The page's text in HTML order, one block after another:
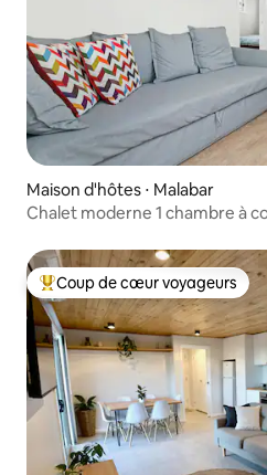
Maison d'hôtes ⋅ Malabar
Chalet moderne 1 chambre à
Coups de cœur voyageurs les
Coup de cœur voyageurs